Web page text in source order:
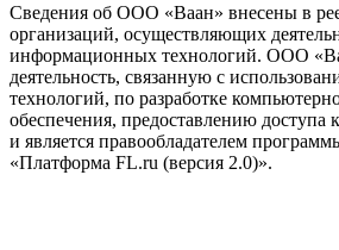
Сведения об ООО «Ваан» внесены в
организаций, осуществляющих
информационных технологий. ООО
деятельность, связанную с
технологий, по разработке
обеспечения, предоставлению
и является правообладателем
«Платформа FL.ru (версия 2.0)».